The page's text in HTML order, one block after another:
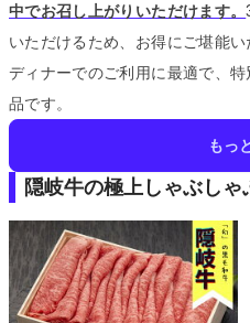
中でお召し上がりいただけます。
いただけるため、お得にご堪能い
ディナーでのご利用に最適で、
品です。
もっ
隠岐牛の極上しゃぶしゃ